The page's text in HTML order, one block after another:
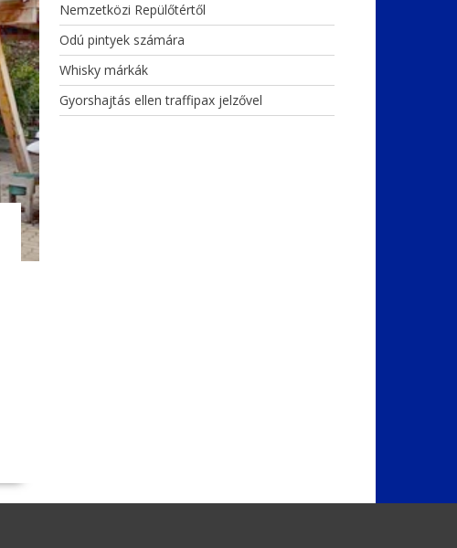
Nemzetközi Repülőtértől
Odú pintyek számára
Whisky márkák
Gyorshajtás ellen traffipax jelzővel